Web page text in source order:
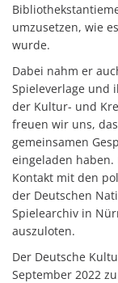
umzusetzen, wie
wurde.
Dabei nahm er
Spieleverlage und
der Kultur- und
freuen wir uns,
gemeinsamen
eingeladen
Kontakt mit den
der Deutschen
Spielearchiv in
auszuloten.
Der Deutsche
September 2022